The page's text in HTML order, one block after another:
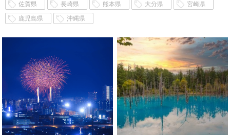
佐賀県
長崎県 熊本県 大分県
宮崎県
鹿児島県
沖縄県